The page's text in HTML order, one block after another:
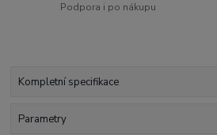
Podpora i po nákupu
Kompletní specifikace
Parametry